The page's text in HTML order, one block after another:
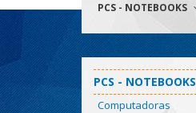
PCS - NOTEBOOKS
PCS - NOTEBOOKS
Computadoras